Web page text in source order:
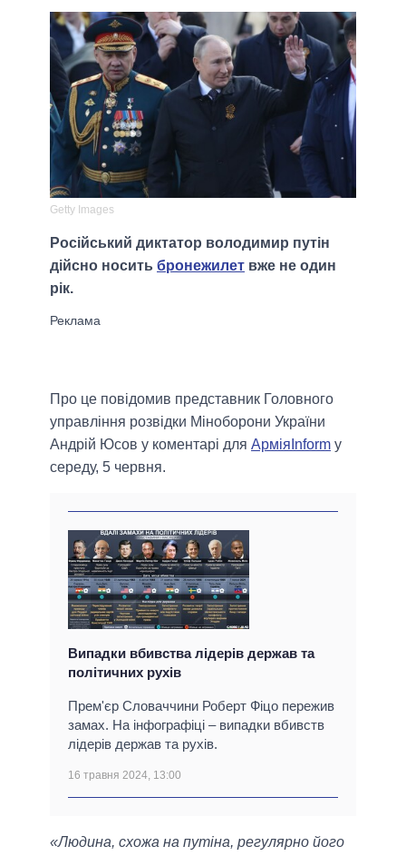
Getty Images
Російський диктатор володимир путін
дійсно носить бронежилет вже не один
рік.
Про це повідомив представник Головного
управління розвідки Міноборони України
Андрій Юсов у коментарі для АрміяInform у
середу, 5 червня.
Випадки вбивства лідерів держав та
політичних рухів
Прем'єр Словаччини Роберт Фіцо пережив
замах. На інфографіці – випадки вбивств
лідерів держав та рухів.
16 травня 2024, 13:00
«Людина, схожа на путіна, регулярно його